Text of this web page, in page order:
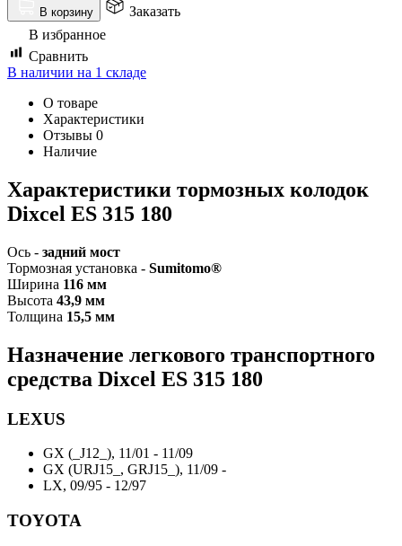
В корзину
Заказать
В избранное
Сравнить
В наличии на 1 складе
О товаре
Характеристики
Отзывы 0
Наличие
Характеристики тормозных колодок
Dixcel ES 315 180
Ось - задний мост
Тормозная установка - Sumitomo®
Ширина 116 мм
Высота 43,9 мм
Толщина 15,5 мм
Назначение легкового транспортного
средства Dixcel ES 315 180
LEXUS
GX (_J12_), 11/01 - 11/09
GX (URJ15_, GRJ15_), 11/09 -
LX, 09/95 - 12/97
TOYOTA